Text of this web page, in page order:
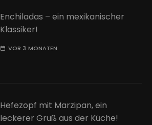
Enchiladas – ein mexikanischer
Klassiker!
VOR 3 MONATEN
Hefezopf mit Marzipan, ein
leckerer Gruß aus der Küche!